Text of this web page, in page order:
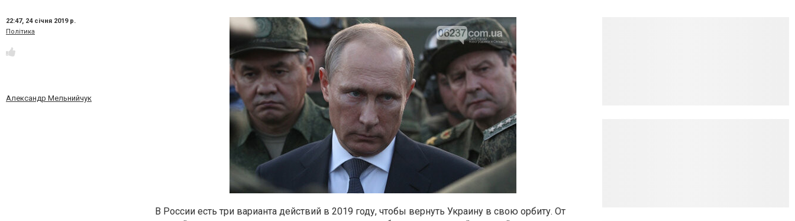
22:47, 24 січня 2019 р.
Політика
Александр Мельнийчук
В России есть три варианта действий в 2019 году, чтобы вернуть Украину в свою орбиту. От